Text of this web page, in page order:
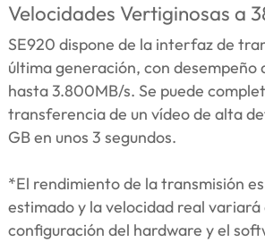
Velocidades Vertiginosas a
SE920 dispone de la interfaz de
última generación, con desempeño
hasta 3.800MB/s. Se puede
transferencia de un vídeo de alta
GB en unos 3 segundos.
*El rendimiento de la transmisión
estimado y la velocidad real variará
configuración del hardware y el